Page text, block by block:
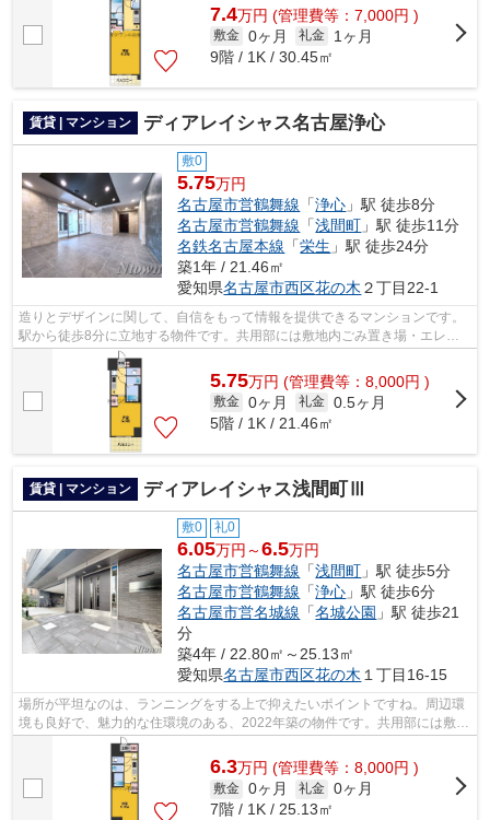
7.4万円 (管理費等：7,000円 )
敷金 0ヶ月 礼金
1ヶ月
9階 / 1K / 30.45㎡
賃貸 | マンション ディアレイシャス名古屋浄心
敷0
5.75万円
名古屋市営鶴舞線 「浄心 」駅 徒歩8分
名古屋市営鶴舞線 「浅間町 」駅 徒歩11分
名鉄名古屋本線 「栄生 」駅 徒歩24分
築1年 / 21.46㎡
愛知県名古屋市西区花の木 ２丁目22-1
造りとデザインに関して、自信をもって情報を提供できるマンションです。
駅から徒歩8分に立地する物件です。共用部には敷地内ごみ置き場・エレベ
ータなどが備わっておりとても充実して...
5.75万円 (管理費等：8,000円 )
敷金 0ヶ月 礼金 0.5ヶ月
5階 / 1K / 21.46㎡
賃貸 | マンション ディアレイシャス浅間町Ⅲ
敷0 礼0
6.05万円～6.5万円
名古屋市営鶴舞線 「浅間町 」駅 徒歩5分
名古屋市営鶴舞線 「浄心 」駅 徒歩6分
名古屋市営名城線 「名城公園 」駅 徒歩21
分
築4年 / 22.80㎡～25.13㎡
愛知県名古屋市西区花の木 １丁目16-15
場所が平坦なのは、ランニングをする上で抑えたいポイントですね。周辺環
境も良好で、魅力的な住環境のある、2022年築の物件です。共用部には敷地
内ごみ置き場・エレベータなどが揃っ...
6.3万円 (管理費等：8,000円 )
敷金 0ヶ月 礼金 0ヶ月
7階 / 1K / 25.13㎡